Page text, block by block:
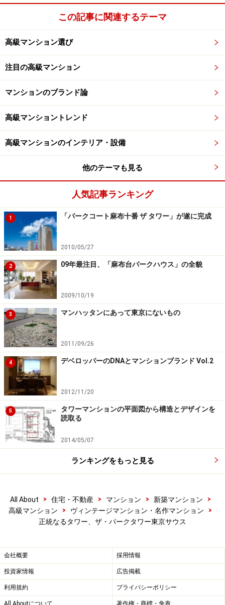
色合い、そしてアスペクト比（塔状比）。いずれも（電
柱もなく並木の整備された）街並みとのバランスが絶妙
ザ・パークタワー東京サウス
※記事内容は執筆時点のものです。最新の内容をご確認くださ
い。
この記事に関連するテーマ
高級マンション選び
注目の高級マンション
マンションのブランド論
高級マンショントレンド
高級マンションのインテリア・設備
他のテーマも見る
人気記事ランキング
1 「パークコート麻布十番 ザ タワー」が遂に完成
2010/05/27
2 09年最注目、「麻布台パークハウス」の全貌
2009/10/19
3 マンハッタンにあって東京にないもの
2011/09/26
4 デベロッパーのDNAとマンションブランド Vol.2
2012/11/20
5
タワーマンションの平面図から構造とデザインを
読取る
2014/05/07
ランキングをもっと見る
All About > 住宅・不動産 > マンション > 新築マンション
>
高級マンション
> ヴィンテージマンション・名作マンション
>
正統なるタワー、ザ・パークタワー東京サウス
会社概要 採用情報
投資家情報 広告掲載
利用規約 プライバシーポリシー
All Aboutについて 著作権・商標・免責